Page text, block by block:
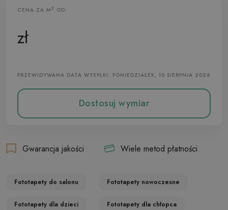
CENA ZA M2 OD:
zł
PRZEWIDYWANA DATA WYSYŁKI: PONIEDZIAŁEK, 10 SIERPNIA 2026
Dostosuj wymiar
Gwarancja jakości Wiele metod płatności
Fototapety do salonu Fototapety nowoczesne
Fototapety dla dzieci Fototapety dla chłopca